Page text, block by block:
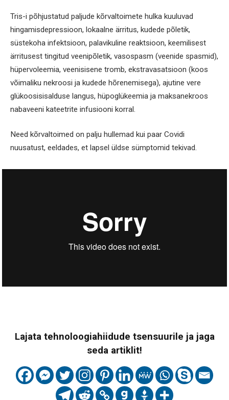
Tris-i põhjustatud paljude kõrvaltoimete hulka kuuluvad
hingamisdepressioon, lokaalne ärritus, kudede põletik,
süstekoha infektsioon, palavikuline reaktsioon, keemilisest
ärritusest tingitud veenipõletik, vasospasm (veenide spasmid),
hüpervoleemia, veenisisene tromb, ekstravasatsioon (koos
võimaliku nekroosi ja kudede hõrenemisega), ajutine vere
glükoosisisalduse langus, hüpoglükeemia ja maksanekroos
nabaveeni kateetrite infusiooni korral.
Need kõrvaltoimed on palju hullemad kui paar Covidi
nuusatust, eeldades, et lapsel üldse sümptomid tekivad.
Lajata tehnoloogiahiidude tsensuurile ja jaga
seda artiklit!